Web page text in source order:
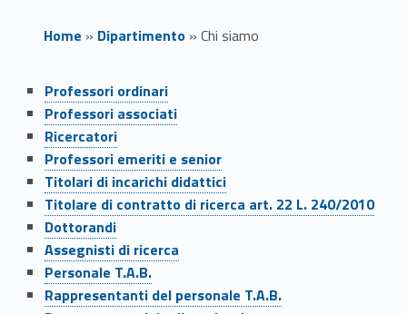
Home » Dipartimento» Chi siamo
C
h
i
s
i
a
Link identifier #identifier__124803-1
Professori ordinari
Link identifier #identifier__80680-2
Professori associati
Link identifier #identifier__197231-3
Ricercatori
Link identifier #identifier__1324-4
Professori emeriti e senior
Link identifier #identifier__47493-5
Titolari di incarichi didattici
Titolare di contratto di ricerca art. 22 L. 240/2010
Link identifier #identifier__28995-6
Dottorandi
Link identifier #identifier__76419-7
Assegnisti di ricerca
Link identifier #identifier__113054-8
Personale T.A.B.
Link identifier #identifier__85991-9
Rappresentanti del personale T.A.B.